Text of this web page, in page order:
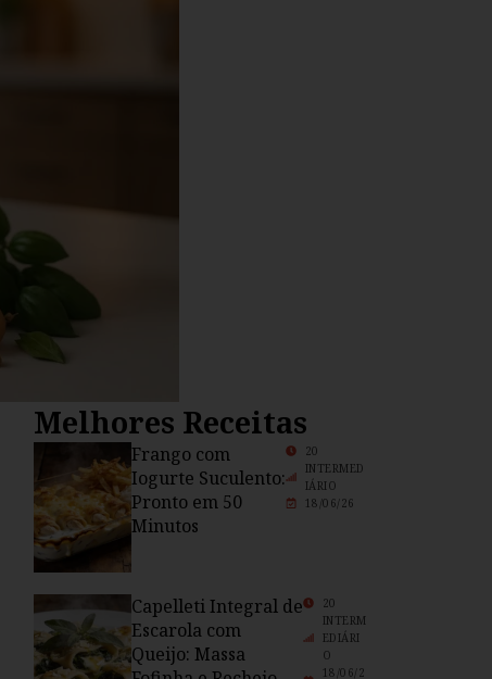
Melhores Receitas
Frango com
Iogurte Suculento:
Pronto em 50
Minutos
20
INTERMED
IÁRIO
18/06/26
Capelleti Integral de
Escarola com
Queijo: Massa
20
INTERM
EDIÁRI
O
18/06/2